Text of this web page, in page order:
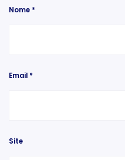
Nome *
Email *
Site